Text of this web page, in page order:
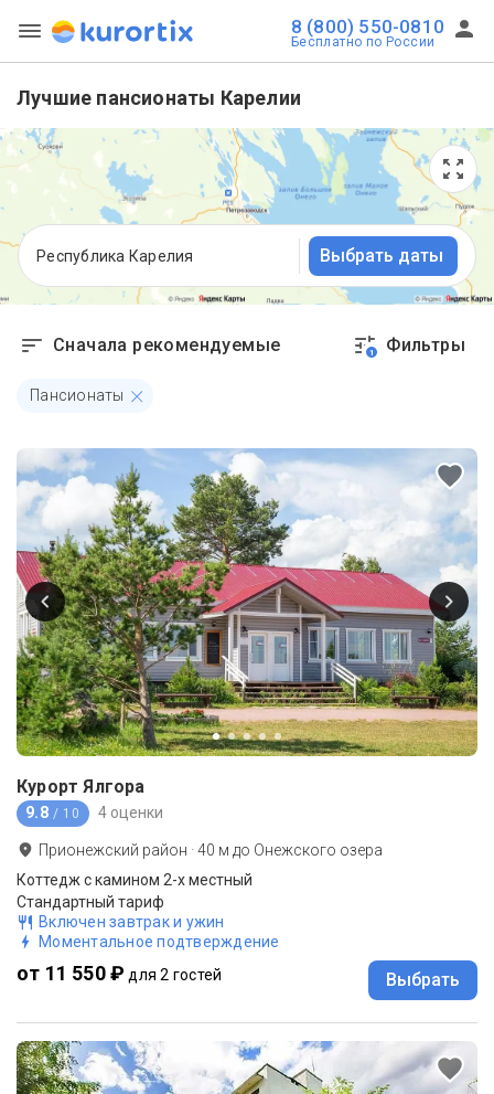
8 (800) 550-0810
Бесплатно по России
Лучшие пансионаты Карелии
Республика Карелия Выбрать даты
Сначала рекомендуемые 1 Фильтры
Пансионаты
Курорт Ялгора
9.8 / 10 4 оценки
Прионежский район ·40 м до Онежского озера
Коттедж с камином 2-х местный
Стандартный тариф
Включен завтрак и ужин
Моментальное подтверждение
от 11 550 ₽ для 2 гостей Выбрать